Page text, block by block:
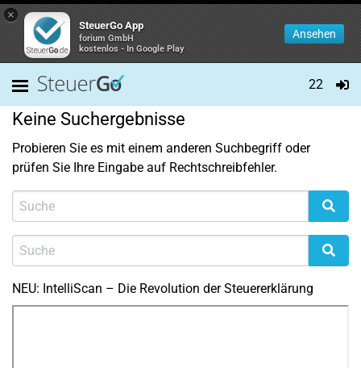
×
SteuerGo App
forium GmbH
kostenlos - In Google Play
Ansehen
22
Keine Suchergebnisse
Probieren Sie es mit einem anderen Suchbegriff oder
prüfen Sie Ihre Eingabe auf Rechtschreibfehler.
NEU: IntelliScan – Die Revolution der Steuererklärung